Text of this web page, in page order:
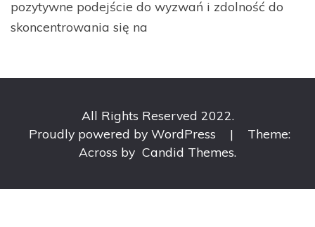
pozytywne podejście do wyzwań i zdolność do
skoncentrowania się na
All Rights Reserved 2022.
Proudly powered by WordPress
|
Theme:
Across by Candid Themes.